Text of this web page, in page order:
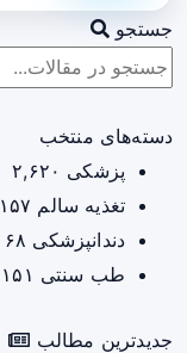
جستجو
دسته‌های منتخب
پزشکی ۲,۶۲۰
تغذیه سالم ۱۵۷
دندانپزشکی ۶۸
طب سنتی ۱۵۱
جدیدترین مطالب